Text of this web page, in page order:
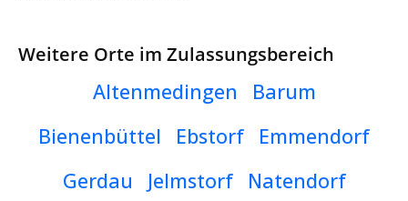
Weitere Orte im Zulassungsbereich
Altenmedingen
Barum
Bienenbüttel
Ebstorf
Emmendorf
Gerdau
Jelmstorf
Natendorf